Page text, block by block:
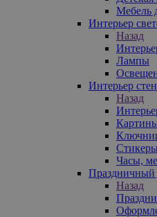
Мебель
Интерьер
Назад
Лампы
Интерьер стен
Назад
Стикеры
Часы,
Праздничный
Назад